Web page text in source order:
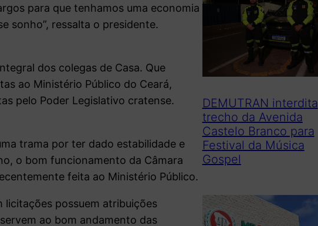
para que tenhamos uma economia
sonho”, ressalta o presidente.
dos colegas de Casa. Que
ao Ministério Público do Ceará,
pelo Poder Legislativo cratense.
trama por ter dado estabilidade e
o bom funcionamento da Câmara
feita ao Ministério Público.
licitações possuem atribuições
ao bom andamento das
DEMUTRAN interdita
trecho da Avenida
Castelo Branco para
Festival da Música
Gospel